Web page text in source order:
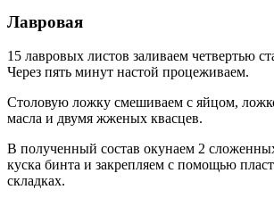
Лавровая
15 лавровых листов заливаем четвертью
Через пять минут настой процеживаем.
Столовую ложку смешиваем с яйцом,
масла и двумя жженых квасцев.
В полученный состав окунаем 2
куска бинта и закрепляем с помощью
складках.